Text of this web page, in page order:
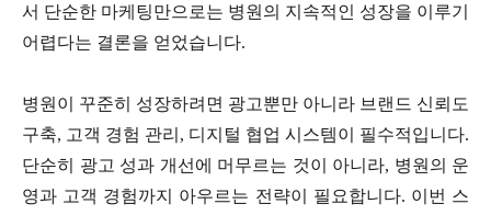
서 단순한 마케팅만으로는 병원의 지속적인 성장을 이루기
어렵다는 결론을 얻었습니다.
병원이 꾸준히 성장하려면 광고뿐만 아니라 브랜드 신뢰도
구축, 고객 경험 관리, 디지털 협업 시스템이 필수적입니다.
단순히 광고 성과 개선에 머무르는 것이 아니라, 병원의 운
영과 고객 경험까지 아우르는 전략이 필요합니다. 이번 스